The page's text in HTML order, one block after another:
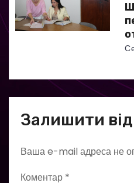
в
Залишити
Ваша e-mail адреса не
Коментар *